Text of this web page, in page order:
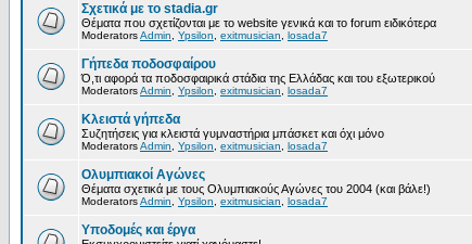
Σχετικά με το stadia.gr
Θέματα που σχετίζονται με το website γενικά και το forum ειδικότερα
ModeratorsAdmin Ypsilon exitmusician losada7
Γήπεδα ποδοσφαίρου
Ό,τι αφορά τα ποδοσφαιρικά στάδια της Ελλάδας και του εξωτερικού
ModeratorsAdmin Ypsilon exitmusician losada7
Κλειστά γήπεδα
Συζητήσεις για κλειστά γυμναστήρια μπάσκετ και όχι μόνο
ModeratorsAdmin Ypsilon exitmusician losada7
Ολυμπιακοί Αγώνες
Θέματα σχετικά με τους Ολυμπιακούς Αγώνες του 2004 (και βάλε!)
ModeratorsAdmin Ypsilon exitmusician losada7
Υποδομές και έργα